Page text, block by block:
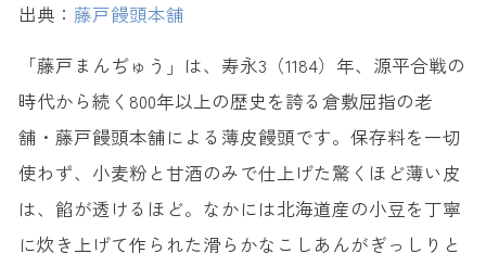
出典： 藤戸饅頭本舗
「藤戸まんぢゅう」は、寿永3（1184）年、源平合戦の
時代から続く800年以上の歴史を誇る倉敷屈指の老
舗・藤戸饅頭本舗による薄皮饅頭です。保存料を一切
使わず、小麦粉と甘酒のみで仕上げた驚くほど薄い皮
は、餡が透けるほど。なかには北海道産の小豆を丁寧
に炊き上げて作られた滑らかなこしあんがぎっしりと